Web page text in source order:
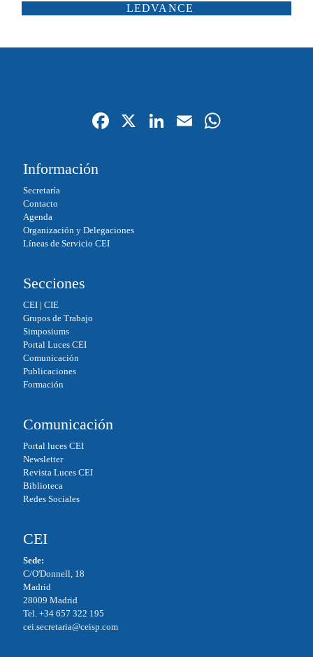
SALVI
ATP ILUMINACIÓN
CARANDINI
SCHRÉDER
SALTOKI
ILUMINIA
LEDVANCE
Fa
X
Li
E
Información
Secretaría
Contacto
Agenda
Organización y Delegaciones
Líneas de Servicio CEI
Secciones
CEI| CIE
Grupos de Trabajo
Simposiums
Portal Luces CEI
Comunicación
Publicaciones
Formación
Comunicación
Portal luces CEI
Newsletter
Revista Luces CEI
Biblioteca
Redes Sociales
CEI
Sede:
C/O'Donnell, 18
Madrid
28009 Madrid
Tel. +34 657 322 195
cei.secretaria@ceisp.com